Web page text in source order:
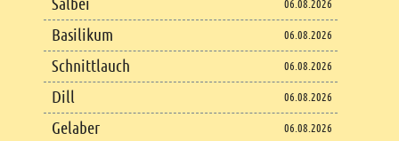
06.08.2026
Basilikum 06.08.2026
Schnittlauch 06.08.2026
Dill 06.08.2026
Gelaber 06.08.2026